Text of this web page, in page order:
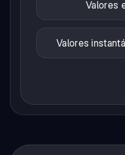
Valores
Valores